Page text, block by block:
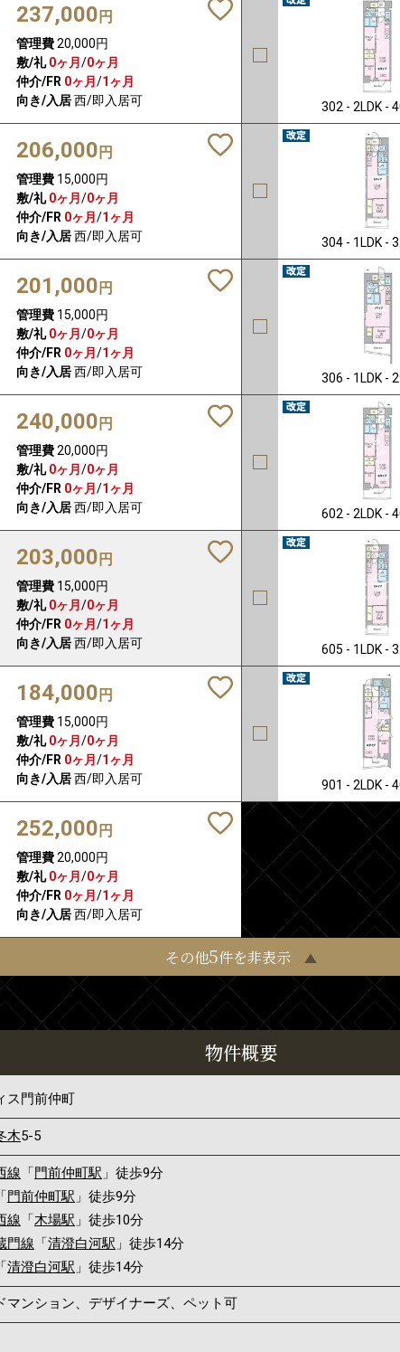
237,000 円
管理費20,000円
敷/礼 0ヶ月/0ヶ月
仲介/FR 0ヶ月/1ヶ月
向き/入居西/即入居可 302 - 2LDK -
206,000 円
管理費15,000円
敷/礼 0ヶ月/0ヶ月
仲介/FR 0ヶ月/1ヶ月
向き/入居西/即入居可 304 - 1LDK -
201,000 円
管理費15,000円
敷/礼 0ヶ月/0ヶ月
仲介/FR 0ヶ月/1ヶ月
向き/入居西/即入居可 306 - 1LDK -
240,000 円
管理費20,000円
敷/礼 0ヶ月/0ヶ月
仲介/FR 0ヶ月/1ヶ月
向き/入居西/即入居可 602 - 2LDK -
203,000 円
管理費15,000円
敷/礼 0ヶ月/0ヶ月
仲介/FR 0ヶ月/1ヶ月
向き/入居西/即入居可 605 - 1LDK -
184,000 円
管理費15,000円
敷/礼 0ヶ月/0ヶ月
仲介/FR 0ヶ月/1ヶ月
向き/入居西/即入居可 901 - 2LDK -
252,000 円
管理費20,000円
敷/礼 0ヶ月/0ヶ月
仲介/FR 0ヶ月/1ヶ月
向き/入居西/即入居可
その他5件を非表示
物件概要
ス門前仲町
木5-5
線 「門前仲町駅 」徒歩9分
「門前仲町駅 」徒歩9分
線 「木場駅 」徒歩10分
門線 「清澄白河駅 」徒歩14分
「清澄白河駅 」徒歩14分
マンション、デザイナーズ、ペット可